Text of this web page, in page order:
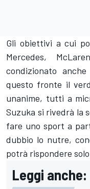
Gli obiettivi a cui
Mercedes,
condizionato
questo fronte il
unanime, tutti a
Suzuka si rivedrà la
fare uno sport a
dubbio lo nutre,
potrà rispondere
Leggi anche: